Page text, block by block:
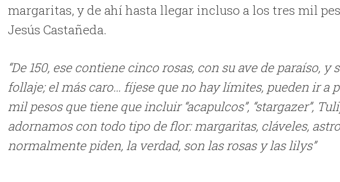
margaritas, y de ahí hasta llegar incluso a los tres mil
Jesús Castañeda.
“De 150, ese contiene cinco rosas, con su ave de paraíso,
follaje; el más caro… fíjese que no hay límites, pueden ir a
mil pesos que tiene que incluir “acapulcos”, “stargazer”,
adornamos con todo tipo de flor: margaritas, cláveles,
normalmente piden, la verdad, son las rosas y las lilys”